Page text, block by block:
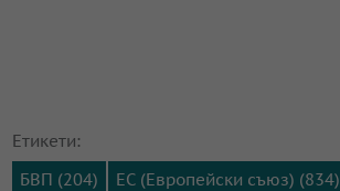
Етикети:
БВП (204)
ЕС (Европейски съюз) (834)